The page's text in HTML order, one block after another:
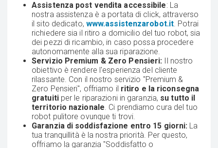
Assistenza post vendita accessibile: La
nostra assistenza è a portata di click, attraverso
il sito dedicato, www.assistenzarobot.it. Potrai
richiedere sia il ritiro a domicilio del tuo robot, sia
dei pezzi di ricambio, in caso possa procedere
autonomamente alla sua riparazione.
Servizio Premium & Zero Pensieri: Il nostro
obiettivo è rendere l'esperienza del cliente
rilassante. Con il nostro servizio "Premium &
Zero Pensieri", offriamo il ritiro e la riconsegna
gratuiti per le riparazioni in garanzia, su tutto il
territorio nazionale. Ci prendiamo cura del tuo
robot pulitore ovunque ti trovi.
Garanzia di soddisfazione entro 15 giorni: La
tua tranquillità è la nostra priorità. Per questo,
offriamo la garanzia "Soddisfatto o